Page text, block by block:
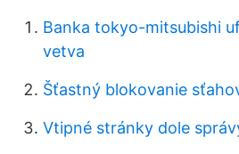
Banka tokyo-mitsubishi
vetva
Šťastný blokovanie
Vtipné stránky dole